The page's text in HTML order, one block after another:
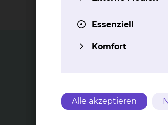
Betten in der Abteilung für
Essenziell
Komfort
Alle akzeptieren